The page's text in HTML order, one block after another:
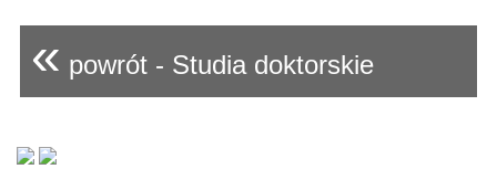
« powrót - Studia doktorskie